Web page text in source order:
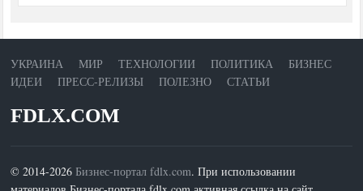
УКРАИНА МИР ТЕХНОЛОГИИ ПОЛИТИКА
БИЗНЕС
ИДЕИ
ПРЕСС-РЕЛИЗЫ ПОЛЕЗНО СТАТЬИ
FDLX.COM
© 2014-2026 Бизнес-портал fdlx.com. При использовании